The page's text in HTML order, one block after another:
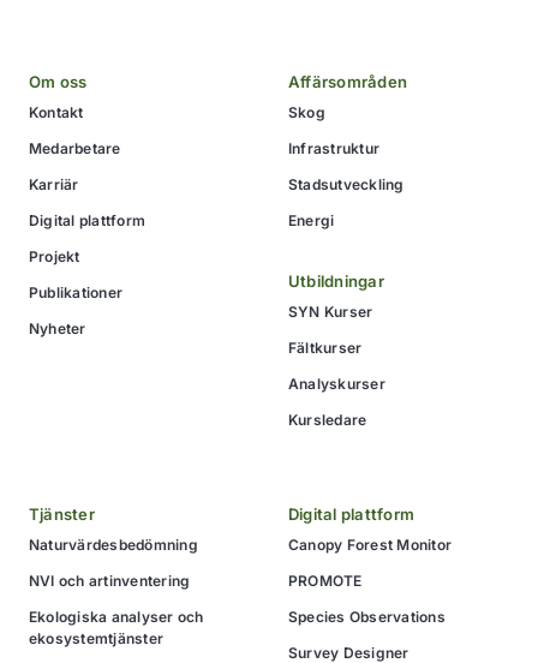
Om oss
Kontakt
Medarbetare
Karriär
Digital plattform
Projekt
Publikationer
Nyheter
Affärsområden
Skog
Infrastruktur
Stadsutveckling
Energi
Utbildningar
SYN Kurser
Fältkurser
Analyskurser
Kursledare
Tjänster
Naturvärdesbedömning
NVI och artinventering
Ekologiska analyser och
ekosystemtjänster
Digital plattform
Canopy Forest Monitor
PROMOTE
Species Observations
Survey Designer